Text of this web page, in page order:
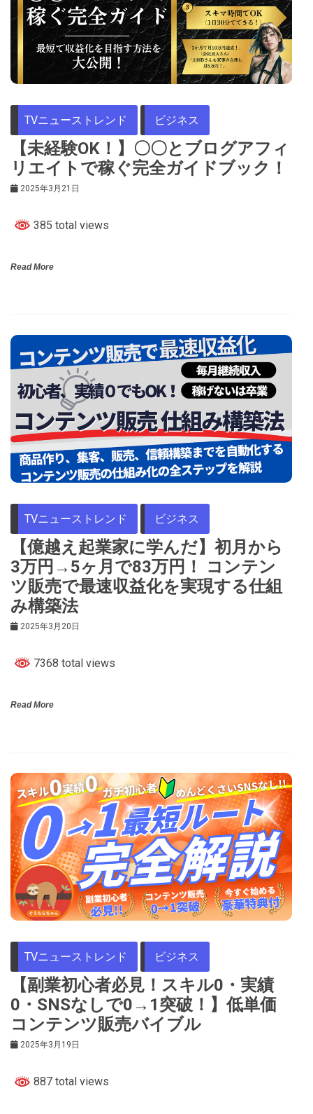
TVニューストレンド ビジネス
【未経験OK！】〇〇とブログアフィ
リエイトで稼ぐ完全ガイドブック！
2025年3月21日
385 total views
Read More
TVニューストレンド ビジネス
【億越え起業家に学んだ】初月から
3万円→5ヶ月で83万円！ コンテン
ツ販売で最速収益化を実現する仕組
み構築法
2025年3月20日
7368 total views
Read More
TVニューストレンド ビジネス
【副業初心者必見！スキル0・実績
0・SNSなしで0→1突破！】低単価
コンテンツ販売バイブル
2025年3月19日
887 total views